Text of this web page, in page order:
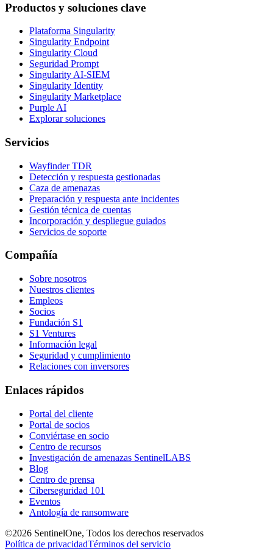
Productos y soluciones clave
Plataforma Singularity
Singularity Endpoint
Singularity Cloud
Seguridad Prompt
Singularity AI-SIEM
Singularity Identity
Singularity Marketplace
Purple AI
Explorar soluciones
Servicios
Wayfinder TDR
Detección y respuesta gestionadas
Caza de amenazas
Preparación y respuesta ante incidentes
Gestión técnica de cuentas
Incorporación y despliegue guiados
Servicios de soporte
Compañía
Sobre nosotros
Nuestros clientes
Empleos
Socios
Fundación S1
S1 Ventures
Información legal
Seguridad y cumplimiento
Relaciones con inversores
Enlaces rápidos
Portal del cliente
Portal de socios
Conviértase en socio
Centro de recursos
Investigación de amenazas SentinelLABS
Blog
Centro de prensa
Ciberseguridad 101
Eventos
Antología de ransomware
©2026 SentinelOne, Todos los derechos reservados
Política de privacidadTérminos del servicio